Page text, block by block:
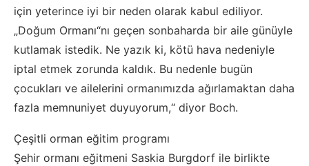
için yeterince iyi bir neden olarak kabul ediliyor.
„Doğum Ormanı“nı geçen sonbaharda bir aile günüyle
kutlamak istedik. Ne yazık ki, kötü hava nedeniyle
iptal etmek zorunda kaldık. Bu nedenle bugün
çocukları ve ailelerini ormanımızda ağırlamaktan daha
fazla memnuniyet duyuyorum,“ diyor Boch.
Çeşitli orman eğitim programı
Şehir ormanı eğitmeni Saskia Burgdorf ile birlikte